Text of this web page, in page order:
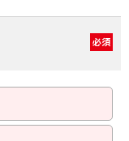
必須